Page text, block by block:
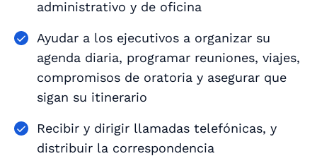
administrativo y de oficina
Ayudar a los ejecutivos a organizar su
agenda diaria, programar reuniones, viajes,
compromisos de oratoria y asegurar que
sigan su itinerario
Recibir y dirigir llamadas telefónicas, y
distribuir la correspondencia